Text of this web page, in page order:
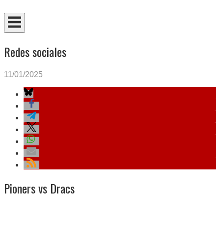
al
contenido
Redes sociales
11/01/2025
Pioners vs Dracs